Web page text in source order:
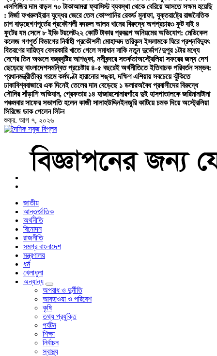
এলপিজির দাম বাড়ল ৭০ টাকাআমরা ফ্যাসিস্ট ব্যবস্থা থেকে বেরিয়ে আসতে সক্ষম হয়েছি
: মির্জা ফখরুলইরান যুদ্ধের জেরে তেল কোম্পানির রেকর্ড মুনাফা, যুক্তরাষ্ট্রে রাজনৈতিক
চাপ বাড়ছেগণপূর্তের প্রকৌশলী বদরুল আলম খানের বিরুদ্ধে অপপ্রচার৩ ফুট বাই ৪
ফুটের যম সেলে ৮ ইঞ্চি টয়লেট২২ কোটি টাকার প্রকল্পে অনিয়মের অভিযোগ: মেডিকেল
কলেজ গণপূর্ত বিভাগের নির্বাহী প্রকৌশলী মোহাম্মদ তরিকুল ইসলামকে ঘিরে প্রশ্নবিদ্যুৎ
বিতরণের দায়িত্ব বেসরকারি খাতে গেলে সমাধান নাকি নতুন দুর্ভোগ?দুপুর ১টার মধ্যে
দেশের তিন অঞ্চলে বজ্রবৃষ্টির আশঙ্কা, নদীবন্দরে সতর্কতাঅস্ট্রেলিয়া সফরের জন্য দেশ
ছেড়েছে বাংলাদেশসমন্বিত প্রচেষ্টায় ৪-৫ বছরেই অর্থনীতিতে ইতিবাচক পরিবর্তন সম্ভব:
প্রধানমন্ত্রীতীব্র গরমে কর্মঘণ্টা হারানোর শঙ্কা, দক্ষিণ এশিয়ায় সবচেয়ে ঝুঁকিতে
ঢাকাবিশ্ববাজারে এক দিনেই তেলের দাম বেড়েছে ১ ডলারঅবৈধ প্রবাসীদের বিরুদ্ধে
সৌদির সাঁড়াশি অভিযান, গ্রেফতার ১৪ হাজারসোনারগাঁয়ে দুই হাসপাতালকে জরিমানাটানা
পঞ্চমবার সাফের সভাপতি হলেন কাজী সালাহউদ্দিনইনজুরি কাটিয়ে চমক দিয়ে অস্ট্রেলিয়া
সিরিজে ডাক পেলেন লিটন
শুক্র. আগ ৭, ২০২৬
বাংলা নিউজ পেপার
জাতীয়
আন্তর্জাতিক
অর্থনীতি
বিনোদন
রাজনীতি
সমগ্র বাংলাদেশ
মন্ত্রণালয়
ধর্ম
খেলাধুলা
অন্যান্য
অপরাধ ও দুর্নীতি
আবহাওয়া ও পরিবেশ
কৃষি
তথ্য প্রযুক্তি
পর্যটন
শিক্ষা
নির্বাচন
স্বাস্থ্য